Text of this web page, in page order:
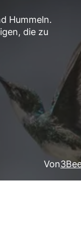
Hummeln.
die zu
Von